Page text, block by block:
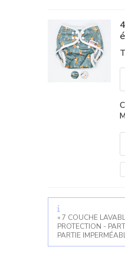
« 7 COUCHE
PROTECTION -
PARTIE